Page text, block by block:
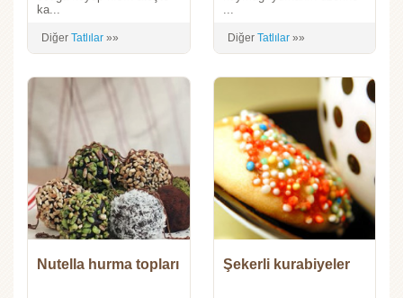
ka...
Diğer Tatlılar »»
...
Diğer Tatlılar»»
Nutella hurma topları Şekerli kurabiyeler